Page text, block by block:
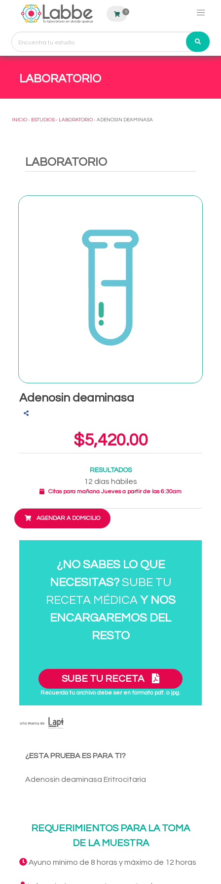
0
LABORATORIO
INICIO - ESTUDIOS - LABORATORIO - ADENOSIN DEAMINASA
LABORATORIO
Adenosin deaminasa
$5,420.00
RESULTADOS
12 días hábiles
Citas para mañana Jueves a partir de las 6:30am
AGENDAR A DOMICILIO
¿NO SABES LO QUE
NECESITAS?SUBE TU
RECETA MÉDICA Y NOS
ENCARGAREMOS DEL
RESTO
SUBE TU RECETA
Recuerda tu archivo debe ser en formato pdf. o jpg.
¿ESTA PRUEBA ES PARA TI?
Adenosin deaminasa Eritrocitaria
REQUERIMIENTOS PARA LA TOMA
DE LA MUESTRA
Ayuno mínimo de 8 horas y máximo de 12 horas